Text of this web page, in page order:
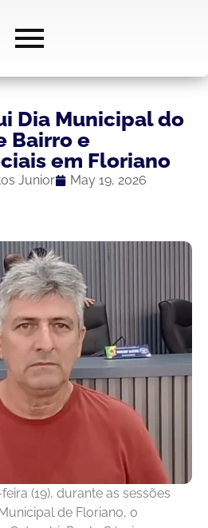
Dia Municipal do
Bairro e
em Floriano
Junior
May 19, 2026
(19), durante as sessões
de Floriano, o